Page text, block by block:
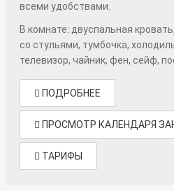
всеми удобствами.
В комнате: двуспальная
со стульями, тумбочка,
телевизор, чайник, фен, сейф,
ПОДРОБНЕЕ
ПРОСМОТР КАЛЕНДАРЯ
ТАРИФЫ